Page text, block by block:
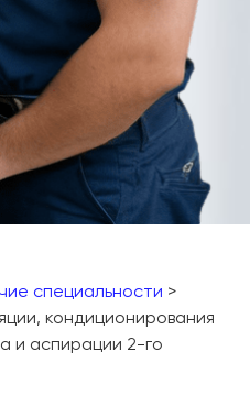
специальности >
кондиционирования
и аспирации 2-го